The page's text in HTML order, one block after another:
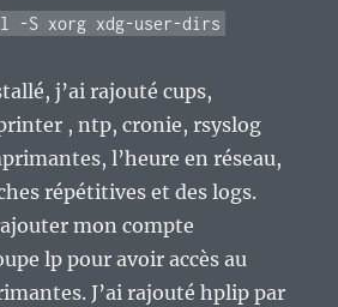
-S xorg xdg-user-dirs
j’ai rajouté cups,
, ntp, cronie, rsyslog
l’heure en réseau,
répétitives et des logs.
mon compte
lp pour avoir accès au
J’ai rajouté hplip par